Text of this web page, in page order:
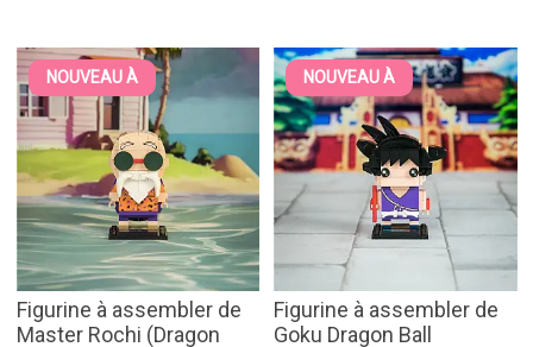
NOUVEAU À
Figurine à assembler de
Master Rochi (Dragon
NOUVEAU À
Figurine à assembler de
Goku Dragon Ball